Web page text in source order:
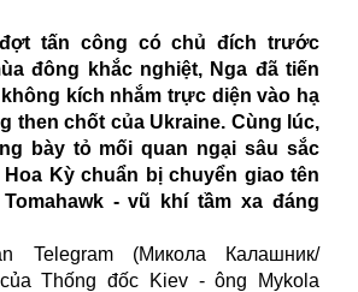
tấn công có chủ đích trước
đông khắc nghiệt, Nga đã tiến
kích nhắm trực diện vào hạ
then chốt của Ukraine. Cùng lúc,
bày tỏ mối quan ngại sâu sắc
Kỳ chuẩn bị chuyển giao tên
- vũ khí tầm xa đáng
Telegram (Микола Калашник/
Thống đốc Kiev - ông Mykola